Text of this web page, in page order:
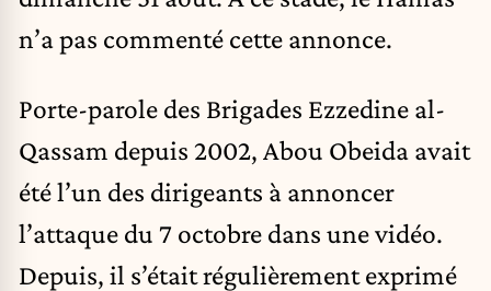
n’a pas commenté cette annonce.
Porte-parole des Brigades Ezzedine al-
Qassam depuis 2002, Abou Obeida avait
été l’un des dirigeants à annoncer
l’attaque du 7 octobre dans une vidéo.
Depuis, il s’était régulièrement exprimé